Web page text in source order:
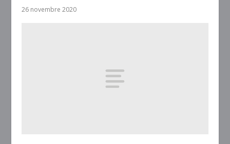
26 novembre 2020